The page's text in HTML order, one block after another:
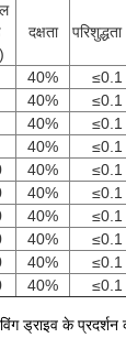
दक्षता
40% ≤0.1
40% ≤0.1
40% ≤0.1
40% ≤0.1
40% ≤0.1
40% ≤0.1
40% ≤0.1
40% ≤0.1
40% ≤0.1
40% ≤0.1
ड्राइव के